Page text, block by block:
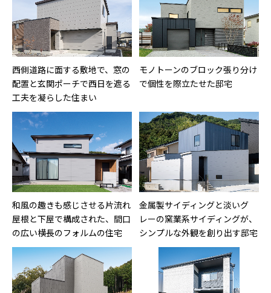
西側道路に面する敷地で、窓の
配置と玄関ポーチで西日を遮る
工夫を凝らした住まい
モノトーンのブロック張り分け
で個性を際立たせた邸宅
和風の趣きも感じさせる片流れ
屋根と下屋で構成された、間口
の広い横長のフォルムの住宅
金属製サイディングと淡いグ
レーの窯業系サイディングが、
シンプルな外観を創り出す邸宅